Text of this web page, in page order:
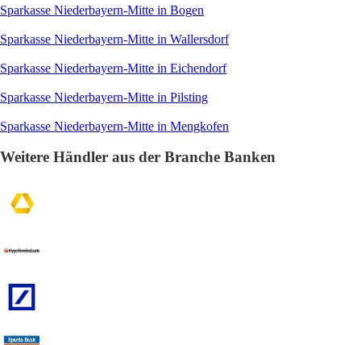
Sparkasse Niederbayern-Mitte in Bogen
Sparkasse Niederbayern-Mitte in Wallersdorf
Sparkasse Niederbayern-Mitte in Eichendorf
Sparkasse Niederbayern-Mitte in Pilsting
Sparkasse Niederbayern-Mitte in Mengkofen
Weitere Händler aus der Branche Banken